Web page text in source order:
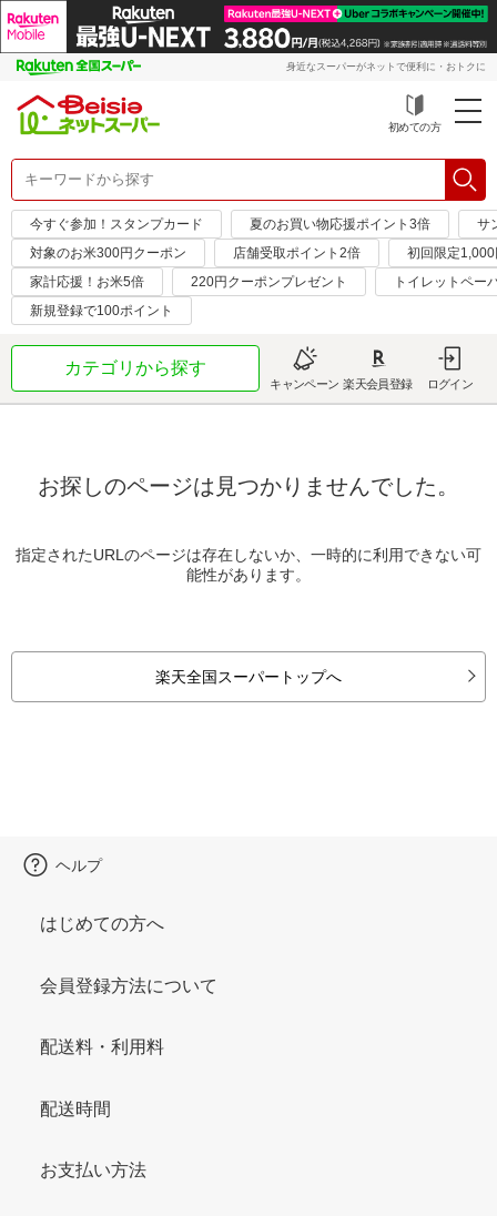
身近なスーパーがネットで便利に・おトクに
初めての方
今すぐ参加！スタンプカード 夏のお買い物応援ポイント3倍
サ
対象のお米300円クーポン
店舗受取ポイント2倍
初回限定
家計応援！お米5倍
220円クーポンプレゼント
トイレットペー
新規登録で100ポイント
カテゴリから探す
キャンペーン 楽天会員登録 ログイン
お探しのページは見つかりませんでした。
指定されたURLのページは存在しないか、一時的に利用できない可
能性があります。
楽天全国スーパートップへ
ヘルプ
はじめての方へ
会員登録方法について
配送料・利用料
配送時間
お支払い方法